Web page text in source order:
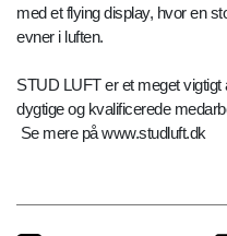
med et flying display, hvor en
evner i luften.
STUD LUFT er et meget
dygtige og kvalificerede
Se mere på www.studluft.dk